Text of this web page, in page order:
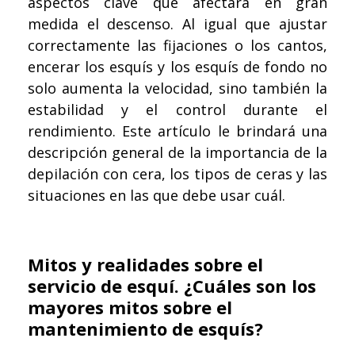
medida el descenso. Al igual que ajustar
correctamente las fijaciones o los cantos,
encerar los esquís y los esquís de fondo no
solo aumenta la velocidad, sino también la
estabilidad y el control durante el
rendimiento. Este artículo le brindará una
descripción general de la importancia de la
depilación con cera, los tipos de ceras y las
situaciones en las que debe usar cuál.
Mitos y realidades sobre el
servicio de esquí. ¿Cuáles son los
mayores mitos sobre el
mantenimiento de esquís?